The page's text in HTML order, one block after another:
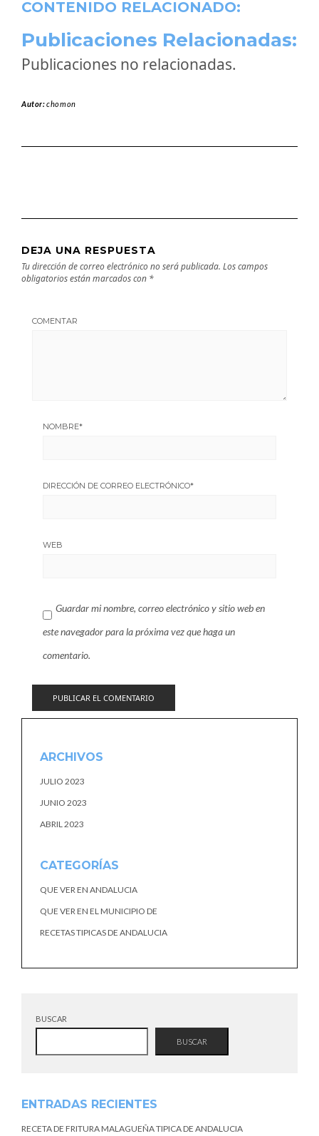
CONTENIDO RELACIONADO:
Publicaciones Relacionadas:
Publicaciones no relacionadas.
Autor:chomon
DEJA UNA RESPUESTA
Tu dirección de correo electrónico no será publicada. Los campos
obligatorios están marcados con *
COMENTAR
NOMBRE*
DIRECCIÓN DE CORREO ELECTRÓNICO*
WEB
Guardar mi nombre, correo electrónico y sitio web en
este navegador para la próxima vez que haga un
comentario.
ARCHIVOS
JULIO 2023
JUNIO 2023
ABRIL 2023
CATEGORÍAS
QUE VER EN ANDALUCIA
QUE VER EN EL MUNICIPIO DE
RECETAS TIPICAS DE ANDALUCIA
BUSCAR
BUSCAR
ENTRADAS RECIENTES
RECETA DE FRITURA MALAGUEÑA TIPICA DE ANDALUCIA